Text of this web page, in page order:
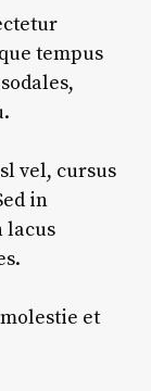
tempus
vel, cursus
in
lacus
et